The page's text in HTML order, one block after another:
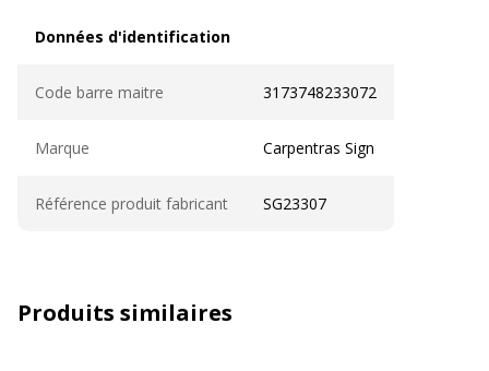
Données d'identification
Code barre maitre 3173748233072
Marque Carpentras Sign
Référence produit fabricant SG23307
Produits similaires